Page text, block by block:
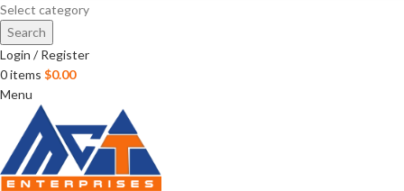
Select category
Search
Login / Register
0items $0.00
Menu